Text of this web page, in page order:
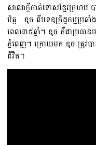
សាលាក្តីកាត់ទោសខ្មែរក្រហ
មិត្ត ឌុច ពីបទឧក្រិដ្ឋកម្មប្រឆ
ពេល៣៥ឆ្នាំ។ ឌុច គឺជាប្រធា
ភ្នំពេញ។ ក្រោយមក ឌុច ត្រូវប
ជីវិត។